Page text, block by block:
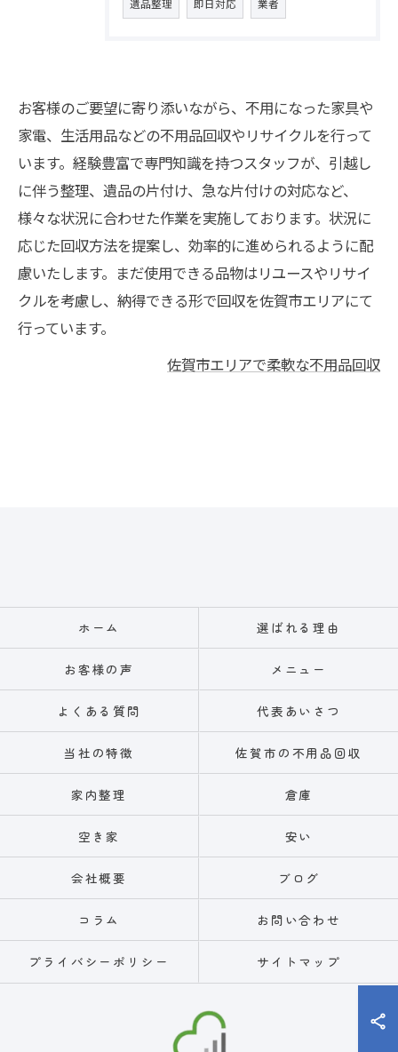
遺品整理 即日対応 業者
お客様のご要望に寄り添いながら、不用になった家具や
家電、生活用品などの不用品回収やリサイクルを行って
います。経験豊富で専門知識を持つスタッフが、引越し
に伴う整理、遺品の片付け、急な片付けの対応など、
様々な状況に合わせた作業を実施しております。状況に
応じた回収方法を提案し、効率的に進められるように配
慮いたします。まだ使用できる品物はリユースやリサイ
クルを考慮し、納得できる形で回収を佐賀市エリアにて
行っています。
佐賀市エリアで柔軟な不用品回収
ホーム 選ばれる理由
お客様の声 メニュー
よくある質問 代表あいさつ
当社の特徴 佐賀市の不用品回収
家内整理 倉庫
空き家 安い
会社概要 ブログ
コラム お問い合わせ
プライバシーポリシー サイトマップ